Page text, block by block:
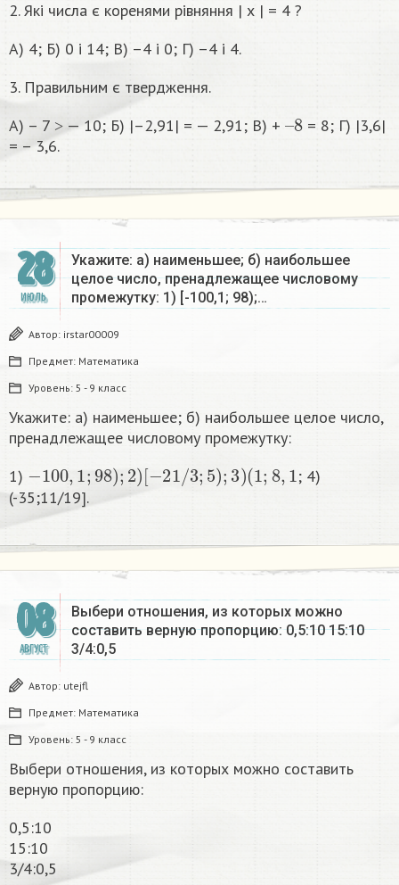
2. Які числа є коренями рівняння | х | = 4 ?
А) 4; Б) 0 і 14; В) –4 і 0; Г) –4 і 4.
3. Правильним є твердження.
А) – 7 ˃ — 10; Б) |–2,91| = — 2,91; В) +
= 8; Г) |3,6|
= – 3,6.
28
ИЮЛЬ
Укажите: а) наименьшее; б) наибольшее
целое число, пренадлежащее числовому
промежутку: 1) [-100,1; 98);…
Автор: irstar00009
Предмет: Математика
Уровень: 5 - 9 класс
Укажите: а) наименьшее; б) наибольшее целое число,
пренадлежащее числовому промежутку:
1)
100, ; 98); )[−2 1/ 3 5 3) 1;8 1
; 4)
(-35;11/19].
08
АВГУСТ
Выбери отношения, из которых можно
составить верную пропорцию: 0,5:10 15:10
3/4:0,5​
Автор: utejfl
Предмет: Математика
Уровень: 5 - 9 класс
Выбери отношения, из которых можно составить
верную пропорцию:
0,5:10
15:10
3/4:0,5​